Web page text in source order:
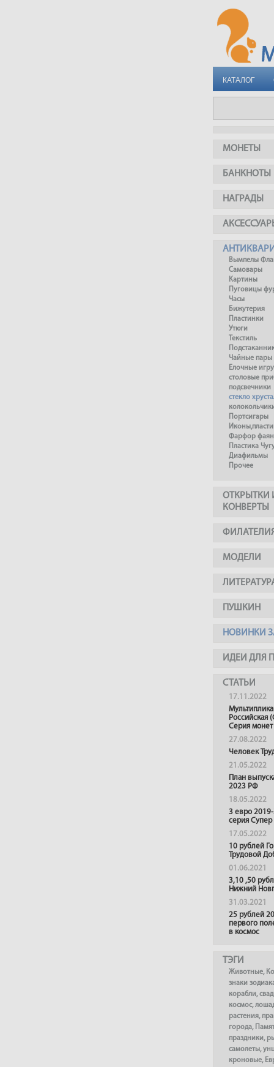
КАТАЛОГ
МОНЕТЫ
БАНКНОТЫ
НАГРАДЫ
Вымпелы
Самовары
Картины
Пуговицы
Часы
Бижутерия
Пластинки
Утюги
Текстиль
Чайные пары
Елочные
столовые
подсвечники
стекло
Портсигары
Фарфор
Пластика
Диафильмы
Прочее
ОТКРЫТКИ
КОНВЕРТЫ
МОДЕЛИ
ПУШКИН
НОВИНКИ
ИДЕИ ДЛЯ
СТАТЬИ
17.11.2022
Российская
Серия монет
27.08.2022
Человек
21.05.2022
План
2023 РФ
18.05.2022
3 евро
серия
17.05.2022
10 рублей
Трудовой
01.06.2021
3,10 ,50
Нижний
31.03.2021
25 рублей
первого
в космос
ТЭГИ
Животные,
знаки
корабли,
космос,
растения,
города,
праздники,
самолеты,
кроновые,